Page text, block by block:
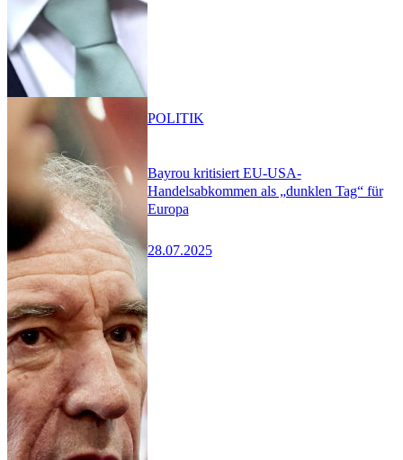
Bayrou kritisiert EU-USA-
Handelsabkommen als „dunklen Tag“ für
Europa
28.07.2025
POLITIK